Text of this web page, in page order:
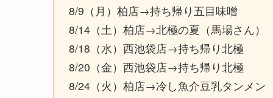
8/9（月）柏店→持ち帰り五目味噌
8/14（土）柏店→北極の夏（馬場さん）
8/18（水）西池袋店→持ち帰り北極
8/20（金） 西池袋店→持ち帰り北極
8/24（火）柏店→冷し魚介豆乳タンメン